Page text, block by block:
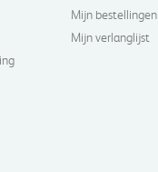
Mijn bestellingen
Mijn verlanglijst